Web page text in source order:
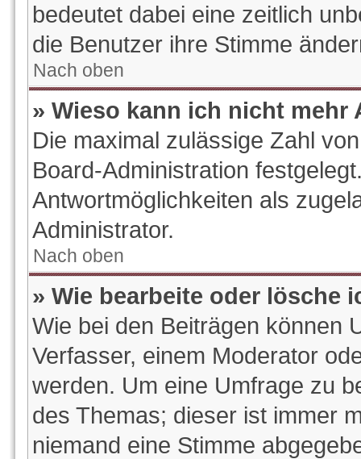
bedeutet dabei eine zeitlich
die Benutzer ihre Stimme
Nach oben
» Wieso kann ich nicht
Die maximal zulässige Zahl
Board-Administration
Antwortmöglichkeiten als
Administrator.
Nach oben
» Wie bearbeite oder lösche
Wie bei den Beiträgen können
Verfasser, einem Moderator
werden. Um eine Umfrage zu
des Themas; dieser ist immer
niemand eine Stimme